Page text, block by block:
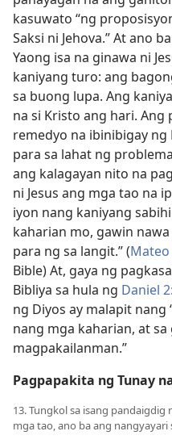
kasuwato “ng
Saksi ni Jehova.” At ano
Yaong isa na ginawa ni
kaniyang turo: ang
sa buong lupa. Ang
na si Kristo ang hari. Ang
remedyo na ibinibigay ng
para sa lahat ng
ang kalagayan nito na
ni Jesus ang mga tao na
iyon nang kaniyang
kaharian mo, gawin
para ng sa langit.” (Mateo
Bible) At, gaya ng
Bibliya sa hula ng Daniel
ng Diyos ay malapit nang
nang mga kaharian, at sa
magpakailanman.”
Pagpapakita ng Tunay
13. Tungkol sa isang pandaigdig
mga tao, ano ba ang nangyayari